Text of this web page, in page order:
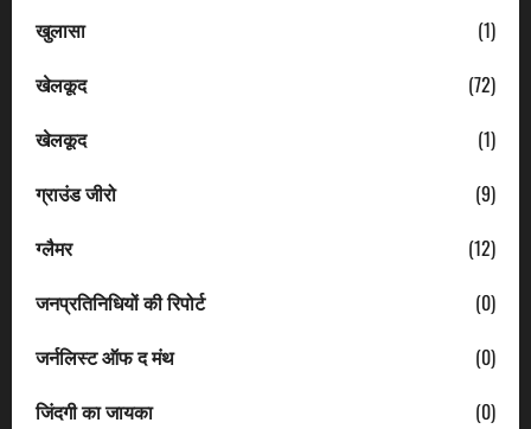
खुलासा
(1)
खेलकूद
(72)
खेलकूद
(1)
ग्राउंड जीरो
(9)
ग्लैमर
(12)
जनप्रतिनिधियों की रिपोर्ट
(0)
जर्नलिस्ट ऑफ द मंथ
(0)
जिंदगी का जायका
(0)